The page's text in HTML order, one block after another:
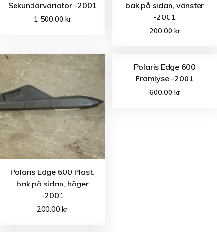
Sekundärvariator -2001
1 500.00 kr
bak på sidan, vänster
-2001
200.00 kr
Polaris Edge 600 Plast,
bak på sidan, höger
-2001
200.00kr
Polaris Edge 600
Framlyse -2001
600.00 kr